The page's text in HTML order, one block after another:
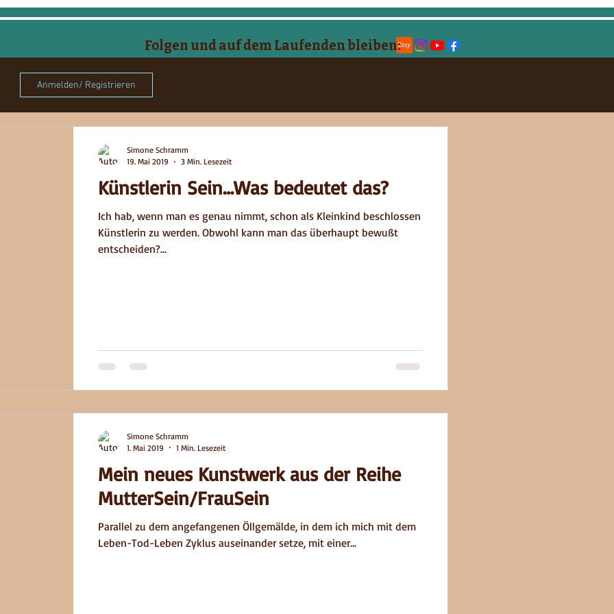
Folgen und auf dem Laufenden bleiben:
Schramm
POETRY JUNK JOURNAL
Anmelden/ Registrieren
Künstlerin Sein…Was bedeutet das?
Ich hab, wenn man es genau nimmt, schon als Kleinkind beschlossen
Künstlerin zu werden. Obwohl kann man das überhaupt bewußt
entscheiden?...
Simone Schramm
19. Mai 2019
3 Min. Lesezeit
Mein neues Kunstwerk aus der Reihe
MutterSein/FrauSein
Parallel zu dem angefangenen Öllgemälde, in dem ich mich mit dem
Leben-Tod-Leben Zyklus auseinander setze, mit einer...
Simone Schramm
1. Mai 2019
1 Min. Lesezeit